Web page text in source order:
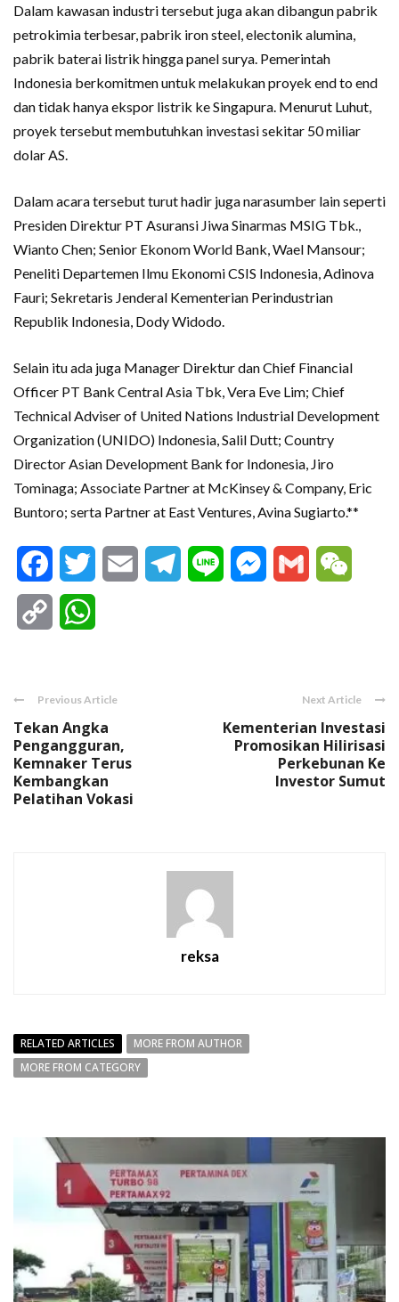
Dalam kawasan industri tersebut juga akan dibangun pabrik
petrokimia terbesar, pabrik iron steel, electonik alumina,
pabrik baterai listrik hingga panel surya. Pemerintah
Indonesia berkomitmen untuk melakukan proyek end to end
dan tidak hanya ekspor listrik ke Singapura. Menurut Luhut,
proyek tersebut membutuhkan investasi sekitar 50 miliar
dolar AS.
Dalam acara tersebut turut hadir juga narasumber lain seperti
Presiden Direktur PT Asuransi Jiwa Sinarmas MSIG Tbk.,
Wianto Chen; Senior Ekonom World Bank, Wael Mansour;
Peneliti Departemen Ilmu Ekonomi CSIS Indonesia, Adinova
Fauri; Sekretaris Jenderal Kementerian Perindustrian
Republik Indonesia, Dody Widodo.
Selain itu ada juga Manager Direktur dan Chief Financial
Officer PT Bank Central Asia Tbk, Vera Eve Lim; Chief
Technical Adviser of United Nations Industrial Development
Organization (UNIDO) Indonesia, Salil Dutt; Country
Director Asian Development Bank for Indonesia, Jiro
Tominaga; Associate Partner at McKinsey & Company, Eric
Buntoro; serta Partner at East Ventures, Avina Sugiarto.**
FacebookTwitter Email Telegram
Line Messenger
Gmail
Copy
Previous Article
Tekan Angka
Pengangguran,
Kemnaker Terus
Kembangkan
Pelatihan Vokasi
Next Article
Kementerian Investasi
Promosikan Hilirisasi
Perkebunan Ke
Investor Sumut
reksa
RELATED ARTICLES
MORE FROM AUTHOR
MORE FROM CATEGORY